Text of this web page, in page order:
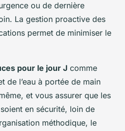
ou de dernière
La gestion proactive des
permet de minimiser le
pour le jour J comme
de l’eau à portée de main
et vous assurer que les
en sécurité, loin de
méthodique, le